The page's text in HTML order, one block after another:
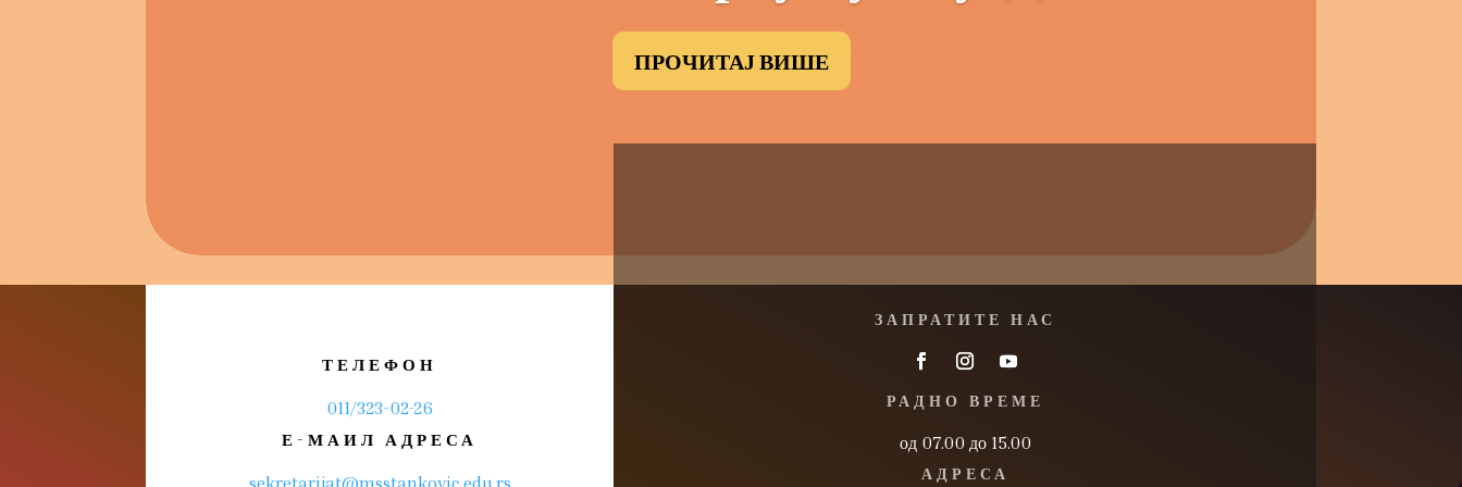
ПРОЧИТАЈ ВИШЕ
ТЕЛЕФОН
011/323-02-26
Е-МАИЛ АДРЕСА
sekretarijat@msstankovic.edu.rs
ЗАПРАТИТЕ НАС
РАДНО ВРЕМЕ
од 07.00 до 15.00
АДРЕСА